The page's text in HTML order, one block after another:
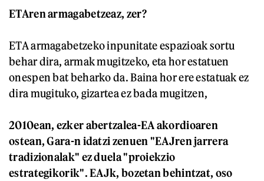
ETAren armagabetzeaz, zer?
ETA armagabetzeko inpunitate espazioak sortu
behar dira, armak mugitzeko, eta hor estatuen
onespen bat beharko da. Baina hor ere estatuak ez
dira mugituko, gizartea ez bada mugitzen,
2010ean, ezker abertzalea-EA akordioaren
ostean, Gara-n idatzi zenuen "EAJren jarrera
tradizionalak" ez duela "proiekzio
estrategikorik". EAJk, bozetan behintzat, oso